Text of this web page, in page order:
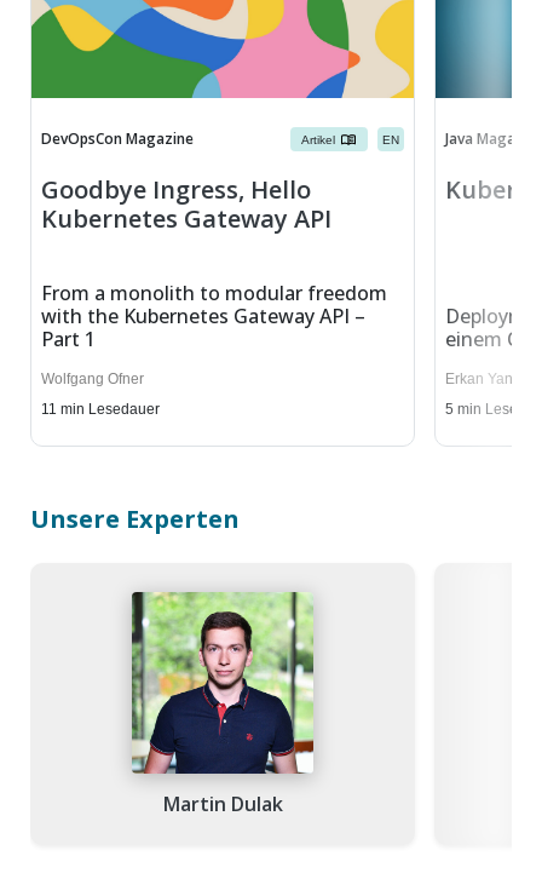
DevOpsCon Magazine Artikel EN
Goodbye Ingress, Hello
Kubernetes Gateway API
From a monolith to modular freedom
with the Kubernetes Gateway API –
Part 1
Wolfgang Ofner
11 min Lesedauer
Java Magazin
einem
Erkan Yanar
5 min
Unsere Experten
Martin Dulak